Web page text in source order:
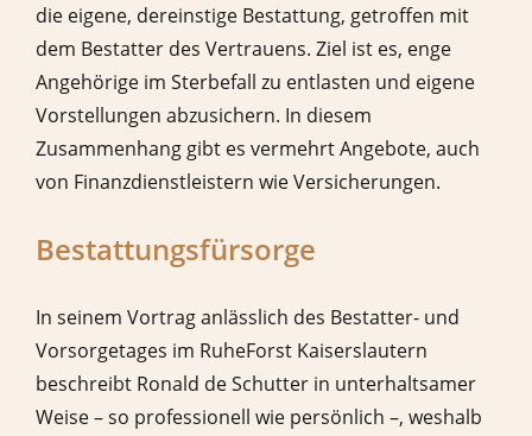
die eigene, dereinstige Bestattung, getroffen mit
dem Bestatter des Vertrauens. Ziel ist es, enge
Angehörige im Sterbefall zu entlasten und eigene
Vorstellungen abzusichern. In diesem
Zusammenhang gibt es vermehrt Angebote, auch
von Finanzdienstleistern wie Versicherungen.
Bestattungsfürsorge
In seinem Vortrag anlässlich des Bestatter- und
Vorsorgetages im RuheForst Kaiserslautern
beschreibt Ronald de Schutter in unterhaltsamer
Weise – so professionell wie persönlich –, weshalb